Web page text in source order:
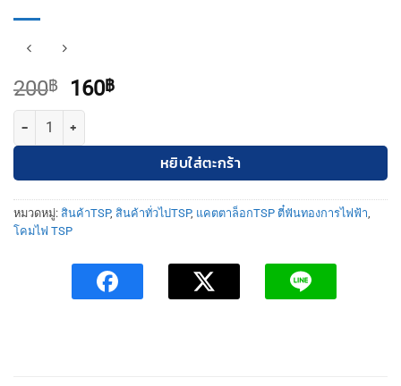
200฿
Original
price
was:
200฿.
160฿Current
160฿.
จำนวน TSP โคมกล่องเหล็ก 1*36W "ยาว" ชิ้น
หยิบใส่ตะกร้า
หมวดหมู่: สินค้าTSP, สินค้าทั่วไปTSP, แคตตาล็อกTSP ตี๋ฟันทองการไฟฟ้า
โคมไฟ TSP